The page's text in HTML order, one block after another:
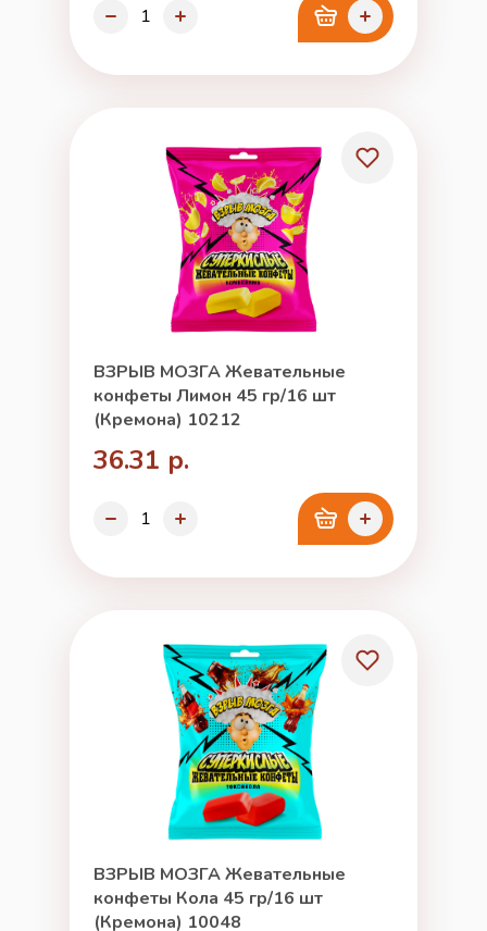
ВЗРЫВ МОЗГА Жевательные
конфеты Лимон 45 гр/16 шт
(Кремона) 10212
36.31 р.
ВЗРЫВ МОЗГА Жевательные
конфеты Кола 45 гр/16 шт
(Кремона) 10048